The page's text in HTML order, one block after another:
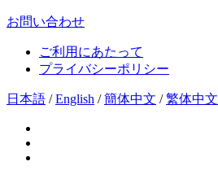
お問い合わせ
ご利用にあたって
プライバシーポリシー
日本語 /English /簡体中文 /繁体中文